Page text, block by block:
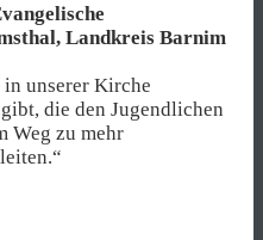
Landkreis Barnim
in unserer Kirche
die den Jugendlichen
Weg zu mehr